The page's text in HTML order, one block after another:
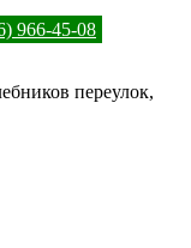
966-45-08
переулок,